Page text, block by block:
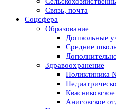
Связь, почта
Соцсфера
Образование
Дошкольные
Средние
Здравоохранение
Поликлиника
Анисовское